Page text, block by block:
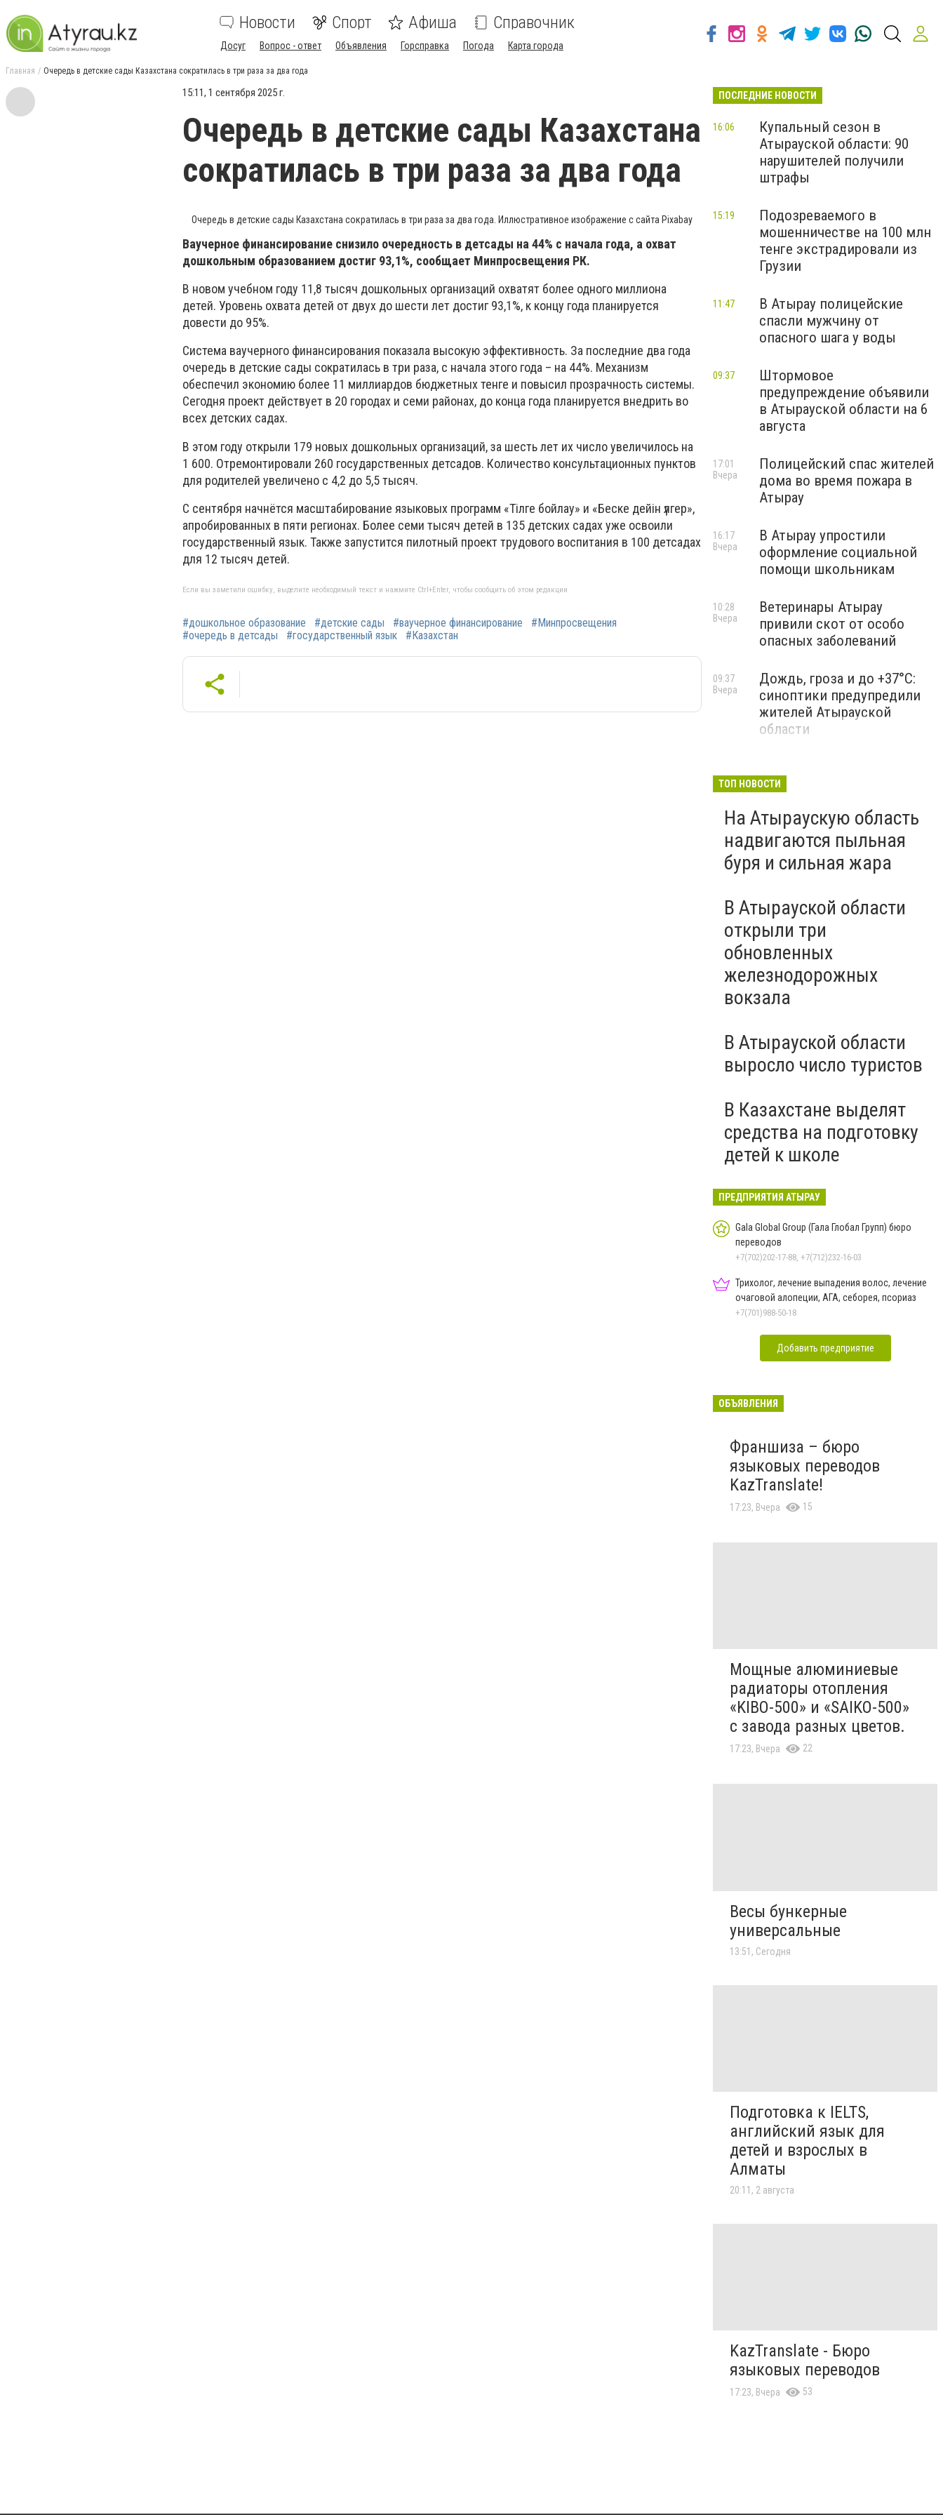
Новости Спорт Афиша Справочник
Досуг Вопрос - ответ Объявления Горсправка Погода Карта города
Главная Очередь в детские сады Казахстана сократилась в три раза за два года
15:11, 1 сентября 2025 г.
Очередь в детские сады Казахстана
сократилась в три раза за два года
Очередь в детские сады Казахстана сократилась в три раза за два года. Иллюстративное изображение с сайта Pixabay
Ваучерное финансирование снизило очередность в детсады на 44% с начала года, а охват
дошкольным образованием достиг 93,1%, сообщает Минпросвещения РК.
В новом учебном году 11,8 тысяч дошкольных организаций охватят более одного миллиона
детей. Уровень охвата детей от двух до шести лет достиг 93,1%, к концу года планируется
довести до 95%.
Система ваучерного финансирования показала высокую эффективность. За последние два года
очередь в детские сады сократилась в три раза, с начала этого года – на 44%. Механизм
обеспечил экономию более 11 миллиардов бюджетных тенге и повысил прозрачность системы.
Сегодня проект действует в 20 городах и семи районах, до конца года планируется внедрить во
всех детских садах.
В этом году открыли 179 новых дошкольных организаций, за шесть лет их число увеличилось на
1 600. Отремонтировали 260 государственных детсадов. Количество консультационных пунктов
для родителей увеличено с 4,2 до 5,5 тысяч.
С сентября начнётся масштабирование языковых программ «Тілге бойлау» и «Беске дейін үлгер»,
апробированных в пяти регионах. Более семи тысяч детей в 135 детских садах уже освоили
государственный язык. Также запустится пилотный проект трудового воспитания в 100 детсадах
для 12 тысяч детей.
Если вы заметили ошибку, выделите необходимый текст и нажмите Ctrl+Enter, чтобы сообщить об этом редакции
#дошкольное образование #детские сады #ваучерное финансирование
#Минпросвещения
#очередь в детсады
#государственный язык #Казахстан
ПОСЛЕДНИЕ НОВОСТИ
Купальный сезон в
Атырауской области: 90
нарушителей получили
штрафы
16:06
Подозреваемого в
мошенничестве на 100 млн
тенге экстрадировали из
Грузии
15:19
В Атырау полицейские
спасли мужчину от
опасного шага у воды
11:47
Штормовое
предупреждение объявили
в Атырауской области на 6
августа
09:37
Полицейский спас жителей
дома во время пожара в
Атырау
17:01
Вчера
В Атырау упростили
оформление социальной
помощи школьникам
16:17
Вчера
Ветеринары Атырау
привили скот от особо
опасных заболеваний
10:28
Вчера
Дождь, гроза и до +37°C:
синоптики предупредили
жителей Атырауской
области
09:37
Вчера
ТОП НОВОСТИ
На Атыраускую область
надвигаются пыльная
буря и сильная жара
В Атырауской области
открыли три
обновленных
железнодорожных
вокзала
В Атырауской области
выросло число туристов
В Казахстане выделят
средства на подготовку
детей к школе
ПРЕДПРИЯТИЯ АТЫРАУ
Gala Global Group (Гала Глобал Групп) бюро
переводов
+7(702)202-17-88, +7(712)232-16-03
Трихолог, лечение выпадения волос, лечение
очаговой алопеции, АГА, себорея, псориаз
+7(701)988-50-18
Добавить предприятие
ОБЪЯВЛЕНИЯ
Франшиза – бюро
языковых переводов
KazTranslate!
17:23, Вчера 15
Мощные алюминиевые
радиаторы отопления
«KIBO-500» и «SAIKO-500»
с завода разных цветов.
17:23, Вчера 22
Весы бункерные
универсальные
13:51, Сегодня
Подготовка к IELTS,
английский язык для
детей и взрослых в
Алматы
20:11, 2 августа
KazTranslate - Бюро
языковых переводов
17:23, Вчера 53